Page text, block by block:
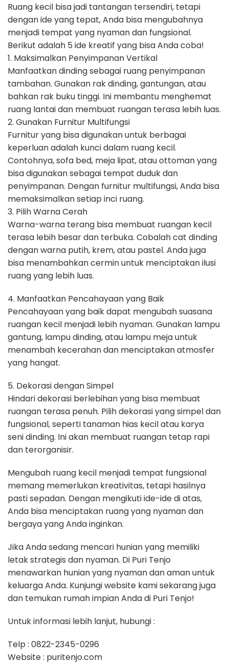
Ruang kecil bisa jadi tantangan tersendiri, tetapi
dengan ide yang tepat, Anda bisa mengubahnya
menjadi tempat yang nyaman dan fungsional.
Berikut adalah 5 ide kreatif yang bisa Anda coba!
1. Maksimalkan Penyimpanan Vertikal
Manfaatkan dinding sebagai ruang penyimpanan
tambahan. Gunakan rak dinding, gantungan, atau
bahkan rak buku tinggi. Ini membantu menghemat
ruang lantai dan membuat ruangan terasa lebih luas.
2. Gunakan Furnitur Multifungsi
Furnitur yang bisa digunakan untuk berbagai
keperluan adalah kunci dalam ruang kecil.
Contohnya, sofa bed, meja lipat, atau ottoman yang
bisa digunakan sebagai tempat duduk dan
penyimpanan. Dengan furnitur multifungsi, Anda bisa
memaksimalkan setiap inci ruang.
3. Pilih Warna Cerah
Warna-warna terang bisa membuat ruangan kecil
terasa lebih besar dan terbuka. Cobalah cat dinding
dengan warna putih, krem, atau pastel. Anda juga
bisa menambahkan cermin untuk menciptakan ilusi
ruang yang lebih luas.
4. Manfaatkan Pencahayaan yang Baik
Pencahayaan yang baik dapat mengubah suasana
ruangan kecil menjadi lebih nyaman. Gunakan lampu
gantung, lampu dinding, atau lampu meja untuk
menambah kecerahan dan menciptakan atmosfer
yang hangat.
5. Dekorasi dengan Simpel
Hindari dekorasi berlebihan yang bisa membuat
ruangan terasa penuh. Pilih dekorasi yang simpel dan
fungsional, seperti tanaman hias kecil atau karya
seni dinding. Ini akan membuat ruangan tetap rapi
dan terorganisir.
Mengubah ruang kecil menjadi tempat fungsional
memang memerlukan kreativitas, tetapi hasilnya
pasti sepadan. Dengan mengikuti ide-ide di atas,
Anda bisa menciptakan ruang yang nyaman dan
bergaya yang Anda inginkan.
Jika Anda sedang mencari hunian yang memiliki
letak strategis dan nyaman. Di Puri Tenjo
menawarkan hunian yang nyaman dan aman untuk
keluarga Anda. Kunjungi website kami sekarang juga
dan temukan rumah impian Anda di Puri Tenjo!
Untuk informasi lebih lanjut, hubungi :
Telp ​: 0822-2345-0296
Website ​: puritenjo.com